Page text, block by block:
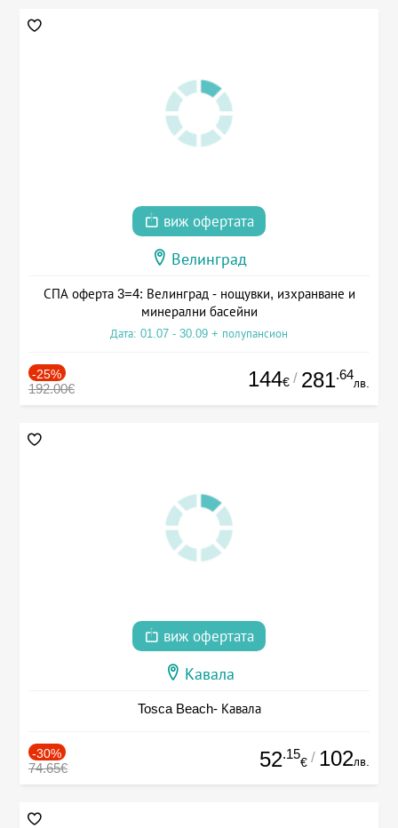
виж офертата
Велинград
СПА оферта 3=4: Велинград - нощувки, изхранване и
минерални басейни
Дата: 01.07 - 30.09 + полупансион
-25%
192.00€ 144€ / 281.64
лв.
виж офертата
Кавала
Tosca Beach- Кавала
-30%
74.65€ 52.15
€ / 102лв.